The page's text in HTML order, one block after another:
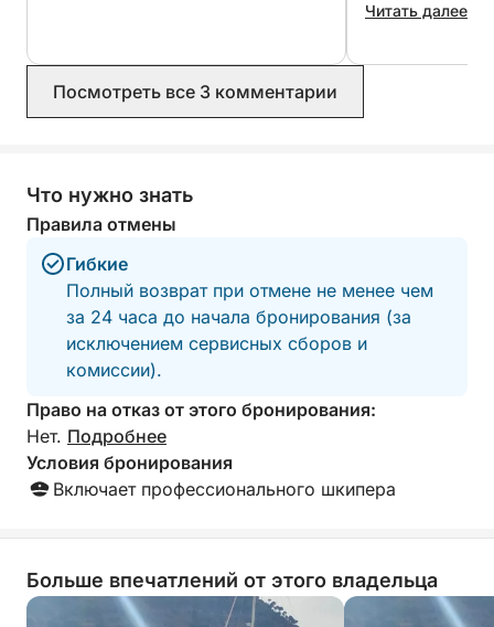
возврате
обратно была
Когда мы
мы
результате мы,
мы должны были
наша вина. Как
хорошем
пользоваться
Читать далее
Посмотреть все 3 комментарии
Что нужно знать
Правила отмены
Гибкие
Полный возврат при отмене не менее чем
за 24 часа до начала бронирования (за
исключением сервисных сборов и
комиссии).
Право на отказ от этого бронирования:
Нет. Подробнее
Условия бронирования
Включает профессионального шкипера
Больше впечатлений от этого владельца